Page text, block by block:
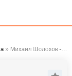
» Михаил Шолохов - Судьба человека. Донские рассказы (сборник)